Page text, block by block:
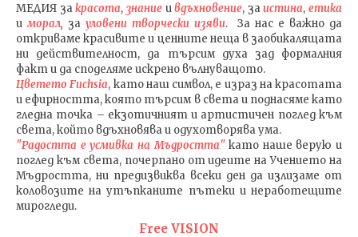
МЕДИЯ закрасота, знаниеивдъхновение, заистина, етика
иморал, за уловени творчески изяви. За нас е важно да
откриваме красивите и ценните неща в заобикалящата
ни действителност, да търсим духа зад формалния
факт и да споделяме искрено вълнуващото.
Цветето Fuchsia, като наш символ, е израз на красотата
и ефирността, която търсим в света и поднасяме като
гледна точка – екзотичният и артистичен поглед към
света, който вдъхновява и одухотворява ума.
"Радостта е усмивка на Мъдростта"като наше верую и
поглед към света, почерпано от идеите на Учението на
Мъдростта, ни предизвиква всеки ден да излизаме от
коловозите на утъпканите пътеки и неработещите
мирогледи.
Free VISION